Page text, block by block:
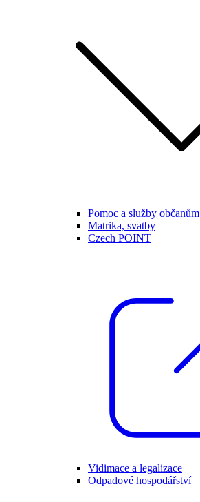
Pomoc a služby občanům
Matrika, svatby
Czech POINT
Vidimace a legalizace
Odpadové hospodářství